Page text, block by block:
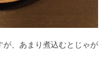
、あまり煮込むとじゃが